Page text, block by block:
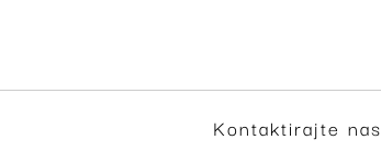
Kontaktirajte nas